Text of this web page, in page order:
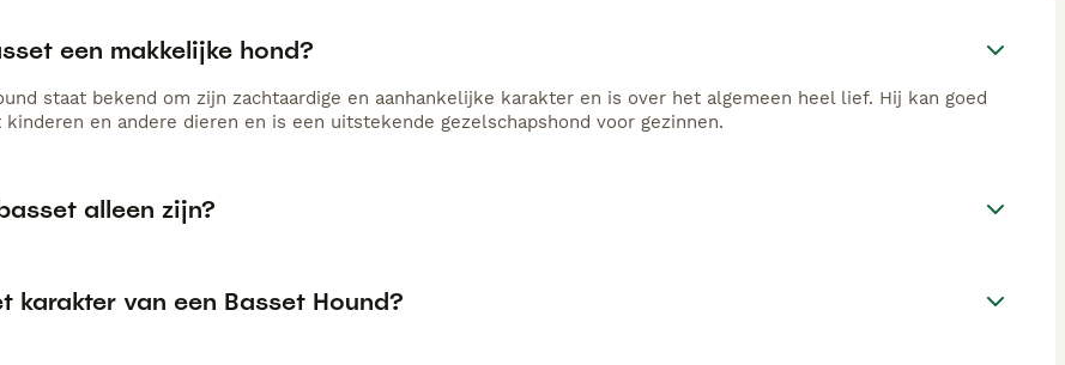
een makkelijke hond?
staat bekend om zijn zachtaardige en aanhankelijke karakter en is over het algemeen heel lief. Hij kan goed
en andere dieren en is een uitstekende gezelschapshond voor gezinnen.
alleen zijn?
karakter van een Basset Hound?